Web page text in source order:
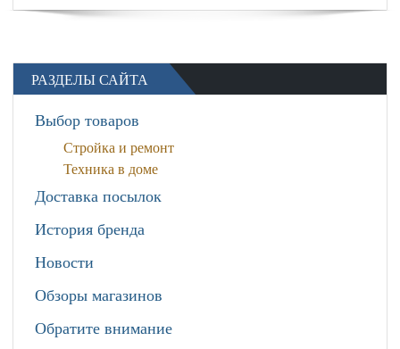
РАЗДЕЛЫ САЙТА
Выбор товаров
Стройка и ремонт
Техника в доме
Доставка посылок
История бренда
Новости
Обзоры магазинов
Обратите внимание